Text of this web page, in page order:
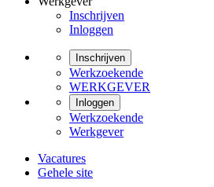
Inschrijven
Inloggen
Inschrijven
Werkzoekende
WERKGEVER
Inloggen
Werkzoekende
Werkgever
Vacatures
Gehele site